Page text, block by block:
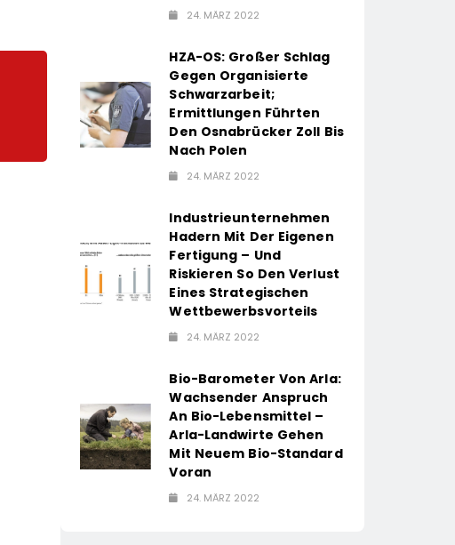
24. MÄRZ 2022
HZA-OS: Großer Schlag
Gegen Organisierte
Schwarzarbeit;
Ermittlungen Führten
Den Osnabrücker Zoll Bis
Nach Polen
24. MÄRZ 2022
Industrieunternehmen
Hadern Mit Der Eigenen
Fertigung – Und
Riskieren So Den Verlust
Eines Strategischen
Wettbewerbsvorteils
24. MÄRZ 2022
Bio-Barometer Von Arla:
Wachsender Anspruch
An Bio-Lebensmittel –
Arla-Landwirte Gehen
Mit Neuem Bio-Standard
Voran
24. MÄRZ 2022